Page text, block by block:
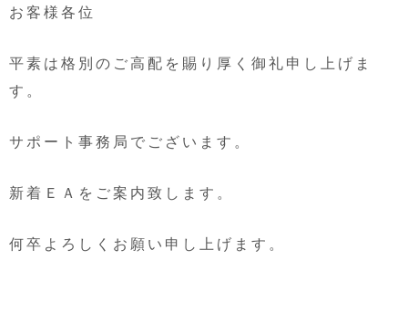
お客様各位
平素は格別のご高配を賜り厚く御礼申し上げま
す。
サポート事務局でございます。
新着ＥＡをご案内致します。
何卒よろしくお願い申し上げます。